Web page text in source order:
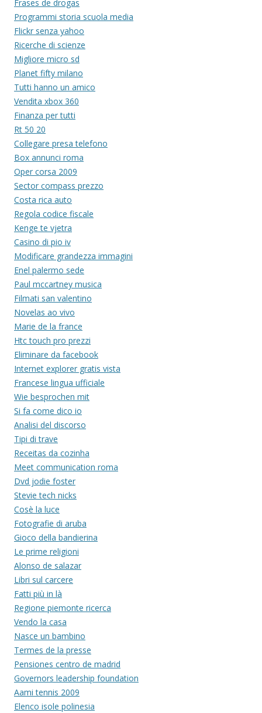
Frases de drogas
Programmi storia scuola media
Flickr senza yahoo
Ricerche di scienze
Migliore micro sd
Planet fifty milano
Tutti hanno un amico
Vendita xbox 360
Finanza per tutti
Rt 50 20
Collegare presa telefono
Box annunci roma
Oper corsa 2009
Sector compass prezzo
Costa rica auto
Regola codice fiscale
Kenge te vjetra
Casino di pio iv
Modificare grandezza immagini
Enel palermo sede
Paul mccartney musica
Filmati san valentino
Novelas ao vivo
Marie de la france
Htc touch pro prezzi
Eliminare da facebook
Internet explorer gratis vista
Francese lingua ufficiale
Wie besprochen mit
Si fa come dico io
Analisi del discorso
Tipi di trave
Receitas da cozinha
Meet communication roma
Dvd jodie foster
Stevie tech nicks
Cosè la luce
Fotografie di aruba
Gioco della bandierina
Le prime religioni
Alonso de salazar
Libri sul carcere
Fatti più in là
Regione piemonte ricerca
Vendo la casa
Nasce un bambino
Termes de la presse
Pensiones centro de madrid
Governors leadership foundation
Aami tennis 2009
Elenco isole polinesia